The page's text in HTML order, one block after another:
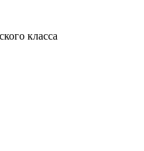
класса